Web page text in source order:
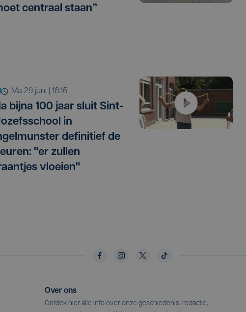
centraal staan”
ma 29 juni | 16:15
bijna 100 jaar sluit Sint-
in
definitief de
"er zullen
vloeien"
Over ons
Ontdek hier alle info over onze geschiedenis, redactie,